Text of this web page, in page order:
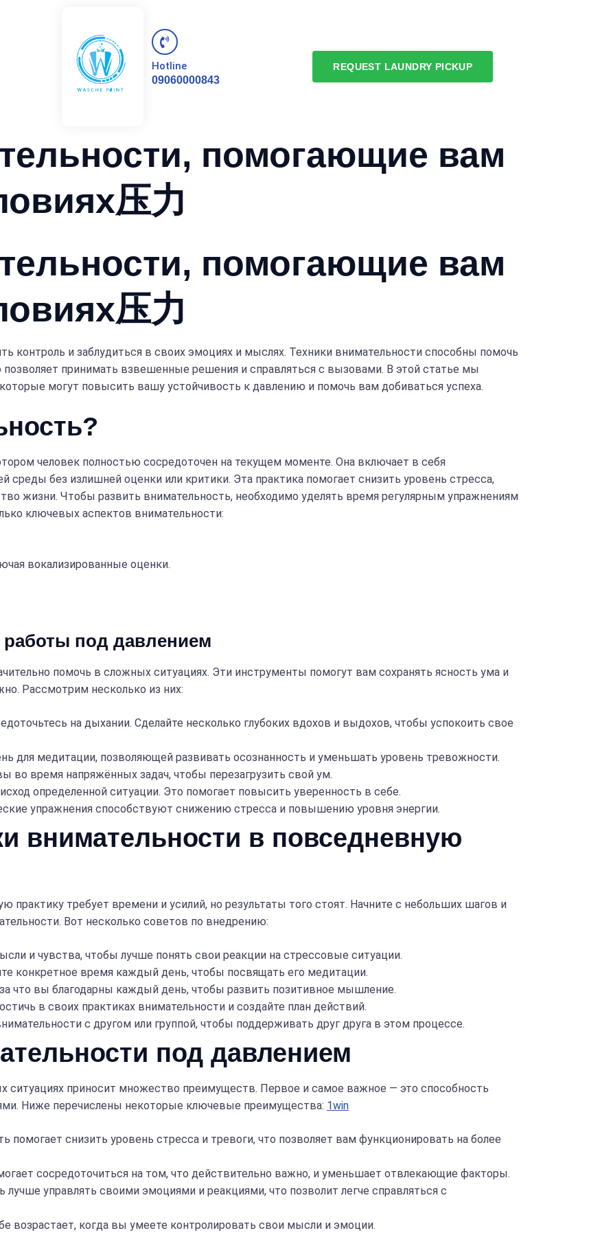
Hotline
09060000843
REQUEST LAUNDRY PICKUP
помогающие вам
压力
помогающие вам
压力
контроль и заблудиться в своих эмоциях и мыслях. Техники внимательности способны помочь
позволяет принимать взвешенные решения и справляться с вызовами. В этой статье мы
могут повысить вашу устойчивость к давлению и помочь вам добиваться успеха.
человек полностью сосредоточен на текущем моменте. Она включает в себя
без излишней оценки или критики. Эта практика помогает снизить уровень стресса,
жизни. Чтобы развить внимательность, необходимо уделять время регулярным упражнениям
ключевых аспектов внимательности:
вокализированные оценки.
под давлением
помочь в сложных ситуациях. Эти инструменты помогут вам сохранять ясность ума и
Рассмотрим несколько из них:
на дыхании. Сделайте несколько глубоких вдохов и выдохов, чтобы успокоить свое
для медитации, позволяющей развивать осознанность и уменьшать уровень тревожности.
во время напряжённых задач, чтобы перезагрузить свой ум.
определенной ситуации. Это помогает повысить уверенность в себе.
упражнения способствуют снижению стресса и повышению уровня энергии.
внимательности в повседневную
практику требует времени и усилий, но результаты того стоят. Начните с небольших шагов и
Вот несколько советов по внедрению:
и чувства, чтобы лучше понять свои реакции на стрессовые ситуации.
конкретное время каждый день, чтобы посвящать его медитации.
что вы благодарны каждый день, чтобы развить позитивное мышление.
в своих практиках внимательности и создайте план действий.
с другом или группой, чтобы поддерживать друг друга в этом процессе.
под давлением
ситуациях приносит множество преимуществ. Первое и самое важное — это способность
Ниже перечислены некоторые ключевые преимущества: 1win
помогает снизить уровень стресса и тревоги, что позволяет вам функционировать на более
сосредоточиться на том, что действительно важно, и уменьшает отвлекающие факторы.
лучше управлять своими эмоциями и реакциями, что позволит легче справляться с
возрастает, когда вы умеете контролировать свои мысли и эмоции.